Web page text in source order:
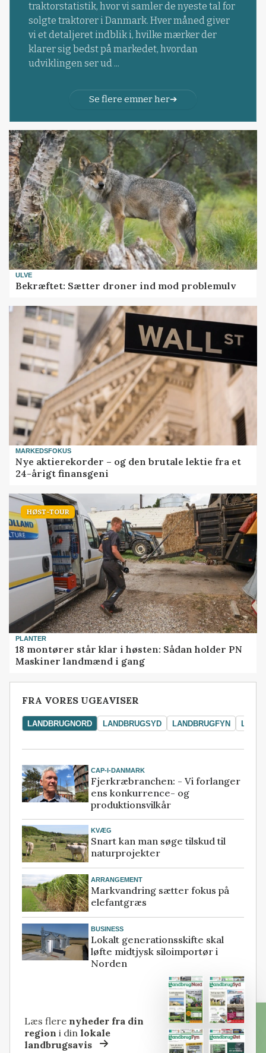
traktorstatistik, hvor vi samler de nyeste tal for
solgte traktorer i Danmark. Hver måned giver
vi et detaljeret indblik i, hvilke mærker der
klarer sig bedst på markedet, hvordan
udviklingen ser ud ...
Se flere emner her
ULVE
Bekræftet: Sætter droner ind mod problemulv
MARKEDSFOKUS
Nye aktierekorder – og den brutale lektie fra et
24-årigt finansgeni
HØST-TOUR
PLANTER
18 montører står klar i høsten: Sådan holder PN
Maskiner landmænd i gang
FRA VORES UGEAVISER
LANDBRUGNORD LANDBRUGSYD LANDBRUGFYN
CAP-I-DANMARK
Fjerkræbranchen: - Vi forlanger
ens konkurrence- og
produktionsvilkår
KVÆG
Snart kan man søge tilskud til
naturprojekter
ARRANGEMENT
Markvandring sætter fokus på
elefantgræs
BUSINESS
Lokalt generationsskifte skal
løfte midtjysk siloimportør i
Norden
Læs flere nyheder fra din
region i dinlokale
landbrugsavis